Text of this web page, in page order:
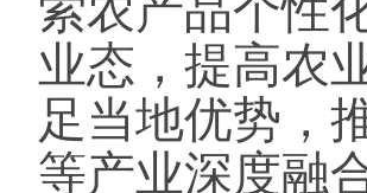
业态，提高农
足当地优势，
等产业深度融合